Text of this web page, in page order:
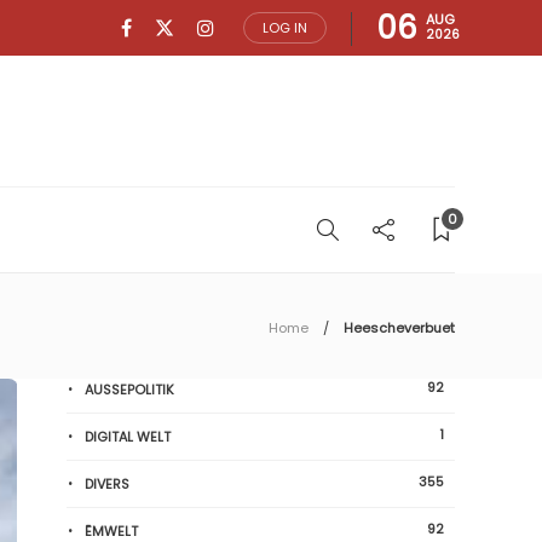
LOG IN 06 AUG
2026
0
Home Heescheverbuet
AUSSEPOLITIK 92
DIGITAL WELT 1
DIVERS 355
ËMWELT 92